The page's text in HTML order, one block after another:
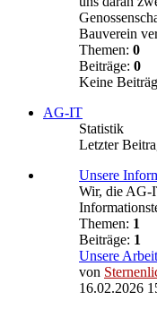
Bauverein
Themen: 0
Beiträge: 0
Keine
AG-IT
Statistik
Letzter
Unsere
Wir, die AG-
Themen: 1
Beiträge: 1
Unsere
von
16.02.2026